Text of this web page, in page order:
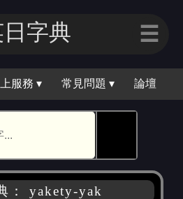
字典 ☰
服務 ▾ 常見問題 ▾ 論壇
： yakety-yak